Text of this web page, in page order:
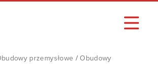
przemysłowe /Obudowy